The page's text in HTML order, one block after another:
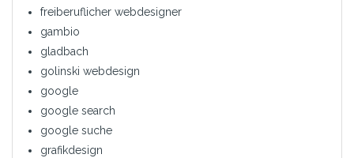
freiberuflicher webdesigner
gambio
gladbach
golinski webdesign
google
google search
google suche
grafikdesign